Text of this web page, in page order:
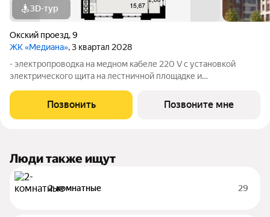
3D-тур
Окский проезд,9
ЖК «Медиана», 3 квартал 2028
- электропроводка на медном кабеле 220 V с установкой
электрического щита на лестничной площадке и
стен, кроме стен лоджий, откосов дверных и оконных
проемов, ниш прохождения стояков
Позвонить Позвоните мне
Люди также ищут
2-комнатные 29